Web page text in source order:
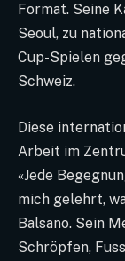
Format. Seine
Seoul, zu
Cup-Spielen
Schweiz.
Diese
Arbeit im
«Jede
mich gelehrt,
Balsano. Sein
Schröpfen,